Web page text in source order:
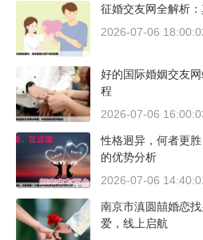
征婚交友网全解析
2026-07-06
好的国际婚姻交友
程
2026-07-06
性格迥异，何者更
的优势分析
2026-07-06
南京市滇圆囍婚恋
爱，线上启航